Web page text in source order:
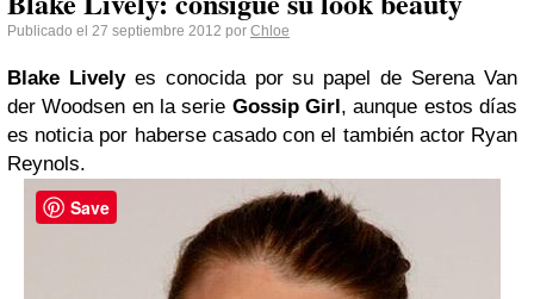
Publicado el 27 septiembre 2012 por Chloe
Blake Livelyes conocida por su papel de Serena Van
der Woodsen en la serie Gossip Girl, aunque estos días
es noticia por haberse casado con el también actor Ryan
Reynols.
Save